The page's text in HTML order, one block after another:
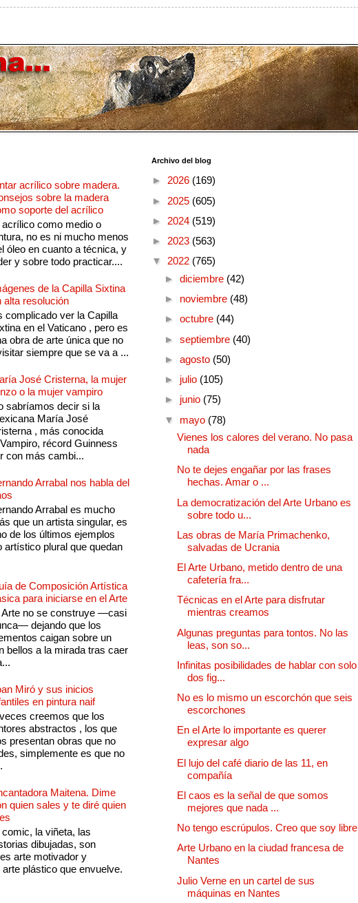
acrílico sobre madera.
sobre la madera
soporte del acrílico
acrílico como medio o
no es ni mucho menos
óleo en cuanto a técnica, y
y sobre todo practicar....
de la Capilla Sixtina
alta resolución
complicado ver la Capilla
en el Vaticano , pero es
obra de arte única que no
siempre que se va a ...
José Cristerna, la mujer
o la mujer vampiro
sabríamos decir si la
María José
, más conocida
récord Guinness
con más cambi...
Arrabal nos habla del
Arrabal es mucho
que un artista singular, es
de los últimos ejemplos
artístico plural que quedan
de Composición Artística
para iniciarse en el Arte
Arte no se construye —casi
dejando que los
caigan sobre un
bellos a la mirada tras caer
Miró y sus inicios
en pintura naif
creemos que los
abstractos , los que
presentan obras que no
simplemente es que no
Maitena. Dime
quien sales y te diré quien
comic, la viñeta, las
dibujadas, son
arte motivador y
plástico que envuelve.
Archivo del blog
► 2026 (169)
► 2025 (605)
► 2024 (519)
► 2023 (563)
▼ 2022 (765)
► diciembre (42)
► noviembre (48)
► octubre (44)
► septiembre (40)
► agosto (50)
► julio (105)
► junio (75)
▼ mayo (78)
Vienes los calores del verano. No pasa
nada
No te dejes engañar por las frases
hechas. Amar o ...
La democratización del Arte Urbano es
sobre todo u...
Las obras de María Primachenko,
salvadas de Ucrania
El Arte Urbano, metido dentro de una
cafetería fra...
Técnicas en el Arte para disfrutar
mientras creamos
Algunas preguntas para tontos. No las
leas, son so...
Infinitas posibilidades de hablar con solo
dos fig...
No es lo mismo un escorchón que seis
escorchones
En el Arte lo importante es querer
expresar algo
El lujo del café diario de las 11, en
compañía
El caos es la señal de que somos
mejores que nada ...
No tengo escrúpulos. Creo que soy libre
Arte Urbano en la ciudad francesa de
Nantes
Julio Verne en un cartel de sus
máquinas en Nantes